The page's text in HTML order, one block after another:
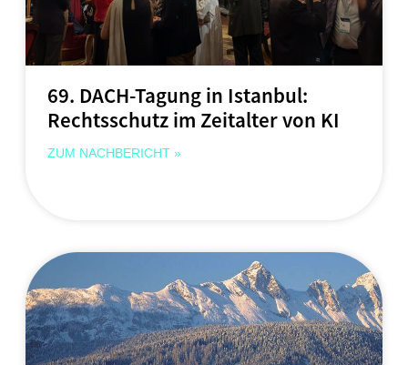
69. DACH-Tagung in Istanbul:
Rechtsschutz im Zeitalter von KI
ZUM NACHBERICHT »